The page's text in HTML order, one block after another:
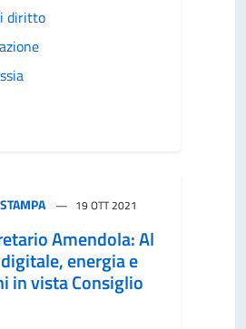
diritto
19 OTT 2021
Amendola: Al
energia e
in vista Consiglio